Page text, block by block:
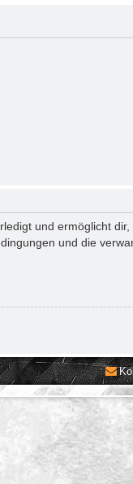
und ermöglicht
und die